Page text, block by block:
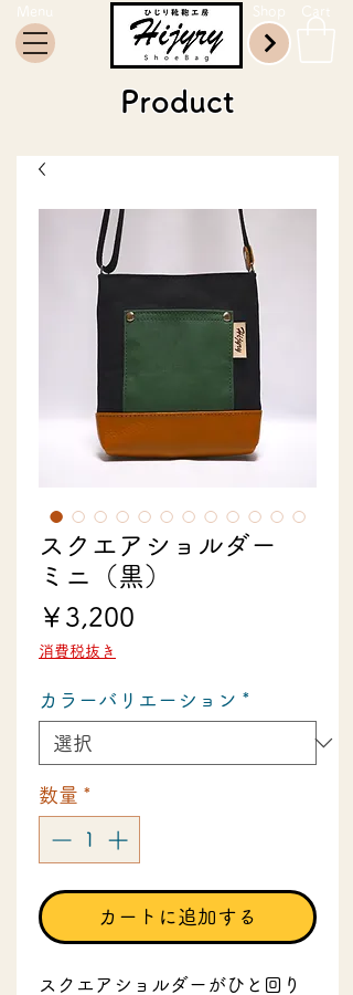
Menu Cart
Shop
Product​
スクエアショルダー
ミニ（黒）
￥3,200
消費税抜き
カラーバリエーション *
数量 *
カートに追加する
スクエアショルダーがひと回り